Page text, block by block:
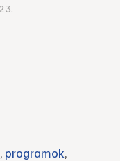
, programok,